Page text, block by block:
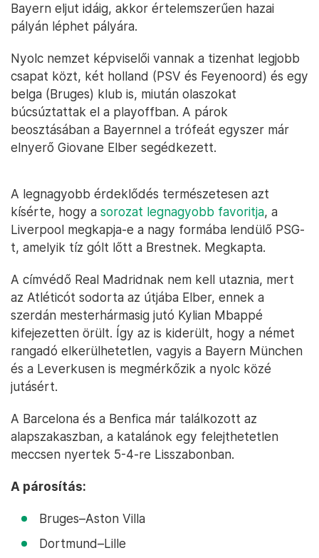
Bayern eljut idáig, akkor értelemszerűen hazai
pályán léphet pályára.
Nyolc nemzet képviselői vannak a tizenhat legjobb
csapat közt, két holland (PSV és Feyenoord) és egy
belga (Bruges) klub is, miután olaszokat
búcsúztattak el a playoffban. A párok
beosztásában a Bayernnel a trófeát egyszer már
elnyerő Giovane Elber segédkezett.
A legnagyobb érdeklődés természetesen azt
kísérte, hogy a sorozat legnagyobb favoritja, a
Liverpool megkapja-e a nagy formába lendülő PSG-
t, amelyik tíz gólt lőtt a Brestnek. Megkapta.
A címvédő Real Madridnak nem kell utaznia, mert
az Atléticót sodorta az útjába Elber, ennek a
szerdán mesterhármasig jutó Kylian Mbappé
kifejezetten örült. Így az is kiderült, hogy a német
rangadó elkerülhetetlen, vagyis a Bayern München
és a Leverkusen is megmérkőzik a nyolc közé
jutásért.
A Barcelona és a Benfica már találkozott az
alapszakaszban, a katalánok egy felejthetetlen
meccsen nyertek 5-4-re Lisszabonban.
A párosítás:
Bruges–Aston Villa
Dortmund–Lille